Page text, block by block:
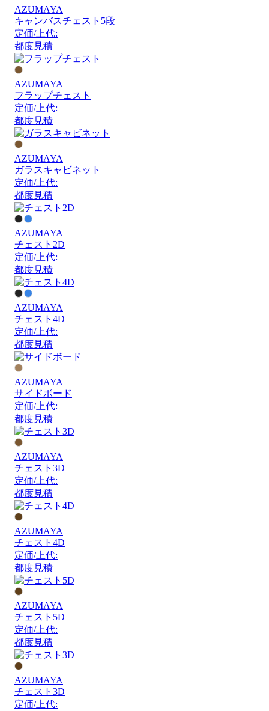
AZUMAYA
キャンバスチェスト5段
定価/上代:
都度見積
AZUMAYA
フラップチェスト
定価/上代:
都度見積
AZUMAYA
ガラスキャビネット
定価/上代:
都度見積
AZUMAYA
チェスト2D
定価/上代:
都度見積
AZUMAYA
チェスト4D
定価/上代:
都度見積
AZUMAYA
サイドボード
定価/上代:
都度見積
AZUMAYA
チェスト3D
定価/上代:
都度見積
AZUMAYA
チェスト4D
定価/上代:
都度見積
AZUMAYA
チェスト5D
定価/上代:
都度見積
AZUMAYA
チェスト3D
定価/上代: